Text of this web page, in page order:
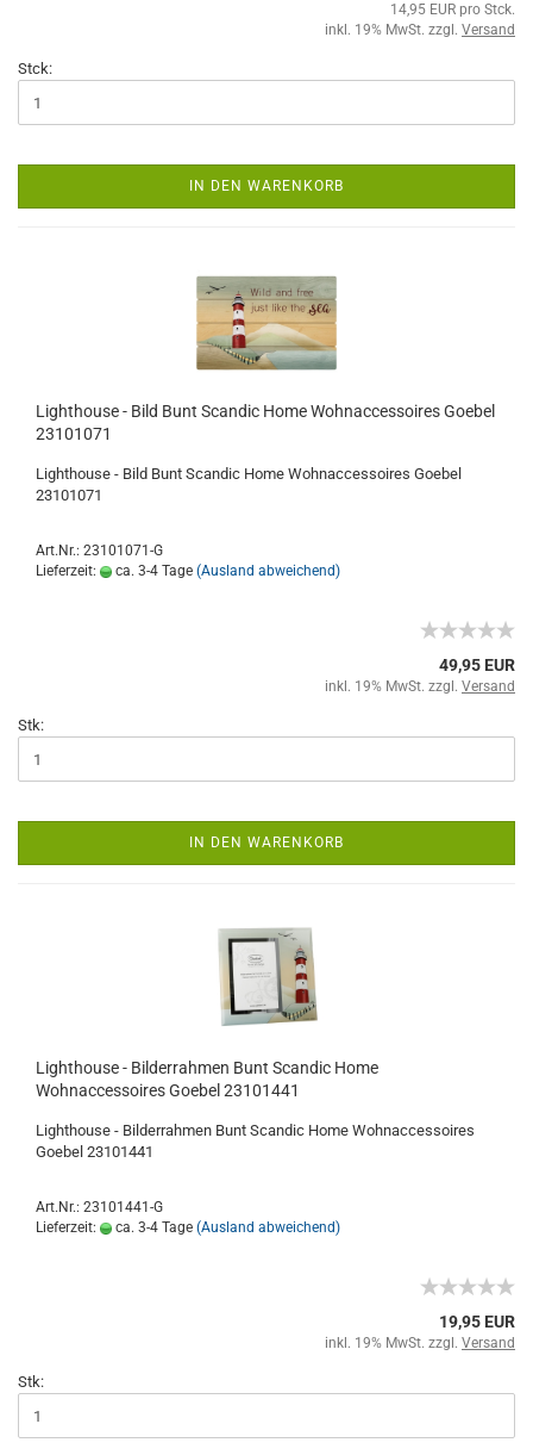
14,95 EUR pro Stck.
inkl. 19% MwSt. zzgl. Versand
Stck:
IN DEN WARENKORB
Lighthouse - Bild Bunt Scandic Home Wohnaccessoires Goebel
23101071
Lighthouse - Bild Bunt Scandic Home Wohnaccessoires Goebel
23101071
Art.Nr.: 23101071-G
Lieferzeit:
ca. 3-4 Tage (Ausland abweichend)
49,95 EUR
inkl. 19% MwSt. zzgl. Versand
Stk:
IN DEN WARENKORB
Lighthouse - Bilderrahmen Bunt Scandic Home
Wohnaccessoires Goebel 23101441
Lighthouse - Bilderrahmen Bunt Scandic Home Wohnaccessoires
Goebel 23101441
Art.Nr.: 23101441-G
Lieferzeit:
ca. 3-4 Tage (Ausland abweichend)
19,95 EUR
inkl. 19% MwSt. zzgl. Versand
Stk: